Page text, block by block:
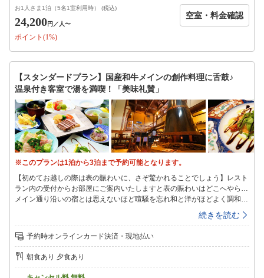
す。料理長こだわりのお料理を心行くまでお愉しみくださいませ。・場
所：館内レストラン・和処「省雲軒」【駐車場】・無料駐車場完備（当日
スタッフにお尋ねください）
お1人さま1泊（5名1室利用時） (税込)
24,200円 ／人〜
ポイント(1%)
空室・料金確認
【スタンダードプラン】国産和牛メインの創作料理に舌鼓♪
温泉付き客室で湯を満喫！「美味礼賛」
※このプランは1泊から3泊まで予約可能となります。
【初めてお越しの際は表の賑わいに、さぞ驚かれることでしょう】レスト
ラン内の受付からお部屋にご案内いたしますと表の賑わいはどこへやら…
メイン通り沿いの宿とは思えないほど喧騒を忘れ和と洋がほどよく調和す
る落ち着いた雰囲気に包まれます。湯布院らしい美意識を散りばめた室
内。四季の彩りと旬を味わう和洋折衷モダン懐石「美味礼賛（びみらいさ
ん）」など上質な空間と時間をお過ごしくださいませ。【客室】・和洋モ
ダン客室・Wi-Fi完備・全室禁煙（喫煙は所定の場所にて）・フリーサイ
ズの館内着をご用意【温泉】当館自慢の「客室風呂」を24時間何度でもご
利用下さいませ。自家源泉100％掛け流しのお湯は驚くほど肌に馴染みま
す。由布院温泉をお客様専用の客室風呂で心ゆくまでお愉しみください。
続きを読む
予約時オンラインカード決済・現地払い
朝食あり 夕食あり